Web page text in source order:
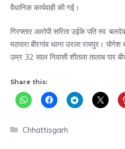
वैधानिक कार्यवाही की गई।
गिरफ्तार आरोपी सरिता उईके पति स्व.
मठपारा बीरगांव थाना उरला रायपुर।
उम्र 32 साल निवासी शीतला तालाब पार
Share this:
Categories
Chhattisgarh